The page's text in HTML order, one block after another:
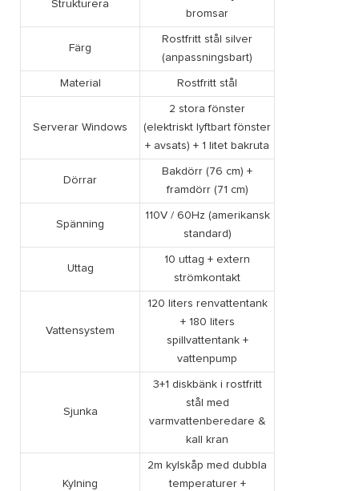
Strukturera
bromsar
Färg
Rostfritt stål silver
(anpassningsbart)
Material Rostfritt stål
Serverar Windows
2 stora fönster
(elektriskt lyftbart fönster
+ avsats) + 1 litet bakruta
Dörrar
Bakdörr (76 cm) +
framdörr (71 cm)
Spänning
110V / 60Hz (amerikansk
standard)
Uttag
10 uttag + extern
strömkontakt
Vattensystem
120 liters renvattentank
+ 180 liters
spillvattentank +
vattenpump
Sjunka
3+1 diskbänk i rostfritt
stål med
varmvattenberedare &
kall kran
Kylning
2m kylskåp med dubbla
temperaturer +